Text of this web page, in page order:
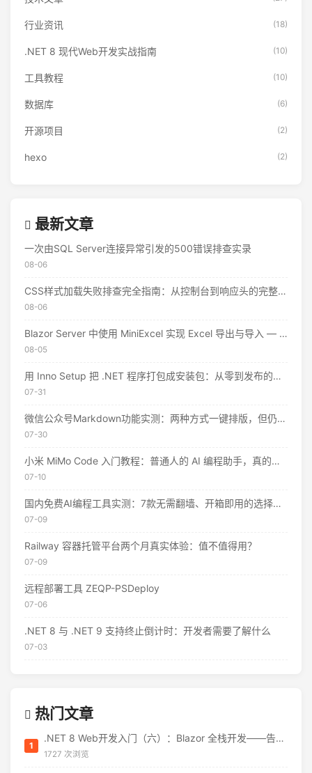
行业资讯 (18)
.NET 8 现代Web开发实战指南 (10)
工具教程 (10)
数据库 (6)
开源项目 (2)
hexo (2)
最新文章
一次由SQL Server连接异常引发的500错误排查实录
08-06
CSS样式加载失败排查完全指南：从控制台到响应头的完整思路
08-06
Blazor Server 中使用 MiniExcel 实现 Excel 导出与导入 — 实战教程
08-05
用 Inno Setup 把 .NET 程序打包成安装包：从零到发布的完整指南
07-31
微信公众号Markdown功能实测：两种方式一键排版，但仍有这些限制
07-30
小米 MiMo Code 入门教程：普通人的 AI 编程助手，真的不用花钱
07-10
国内免费AI编程工具实测：7款无需翻墙、开箱即用的选择（附2026年7月最新额度）
07-09
Railway 容器托管平台两个月真实体验：值不值得用？
07-09
远程部署工具 ZEQP-PSDeploy
07-06
.NET 8 与 .NET 9 支持终止倒计时：开发者需要了解什么
07-03
热门文章
1
.NET 8 Web开发入门（六）：Blazor 全栈开发——告别 JavaScript 焦虑
1727 次浏览